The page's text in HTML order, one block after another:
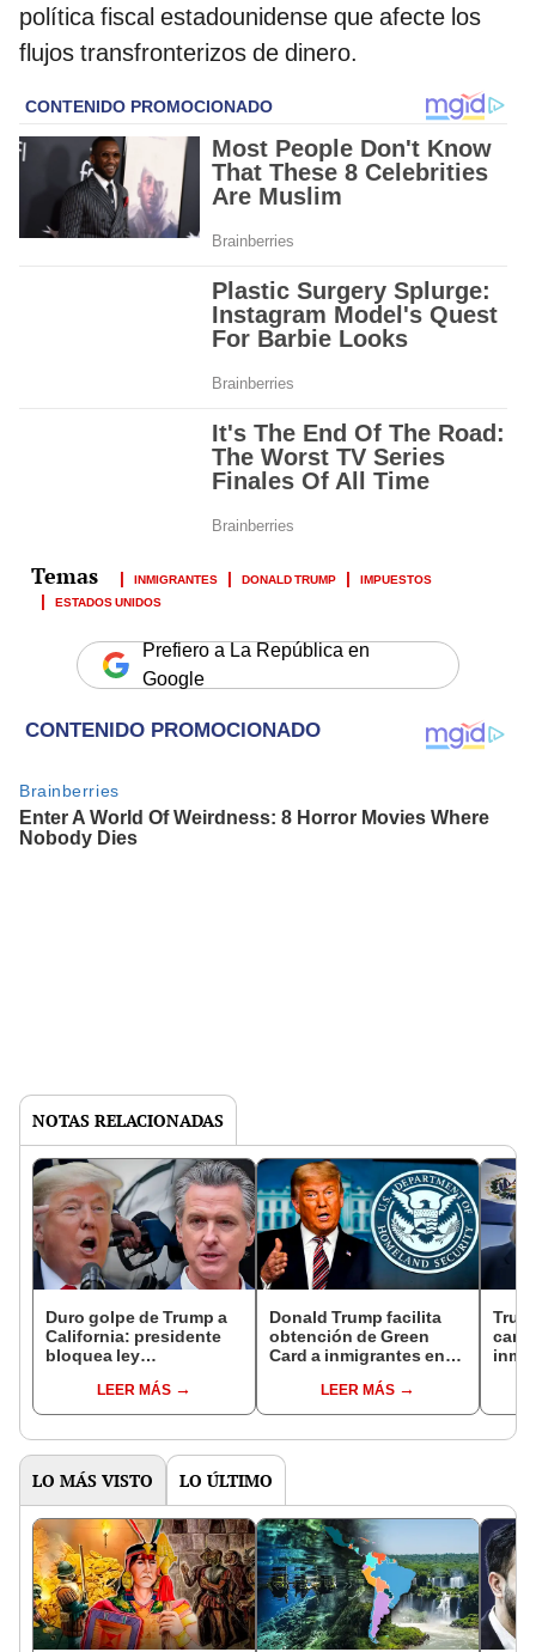
política fiscal estadounidense que afecte los
flujos transfronterizos de dinero.
INMIGRANTES DONALD TRUMP
IMPUESTOS
ESTADOS UNIDOS
Prefiero a La República en
Google
NOTAS RELACIONADAS
Duro golpe de Trump a
California: presidente
bloquea ley
prohíbe los carros de
gasolina en el estado
LEER MÁS
Donald Trump facilita
obtención de Green
Card a inmigrantes en
de trabajos poco
exigentes
LEER MÁS
LO MÁS VISTO LO ÚLTIMO